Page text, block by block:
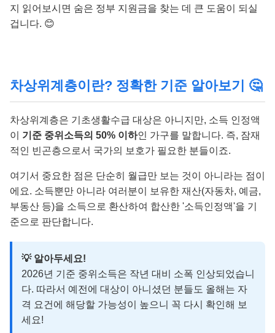
지 읽어보시면 숨은 정부 지원금을 찾는 데 큰 도움이 되실
겁니다. 😊
차상위계층이란? 정확한 기준 알아보기 🤔
차상위계층은 기초생활수급 대상은 아니지만, 소득 인정액
이 기준 중위소득의 50% 이하인 가구를 말합니다. 즉, 잠재
적인 빈곤층으로서 국가의 보호가 필요한 분들이죠.
여기서 중요한 점은 단순히 월급만 보는 것이 아니라는 점이
에요. 소득뿐만 아니라 여러분이 보유한 재산(자동차, 예금,
부동산 등)을 소득으로 환산하여 합산한 '소득인정액'을 기
준으로 판단합니다.
💡 알아두세요!
2026년 기준 중위소득은 작년 대비 소폭 인상되었습니
다. 따라서 예전에 대상이 아니셨던 분들도 올해는 자
격 요건에 해당할 가능성이 높으니 꼭 다시 확인해 보
세요!